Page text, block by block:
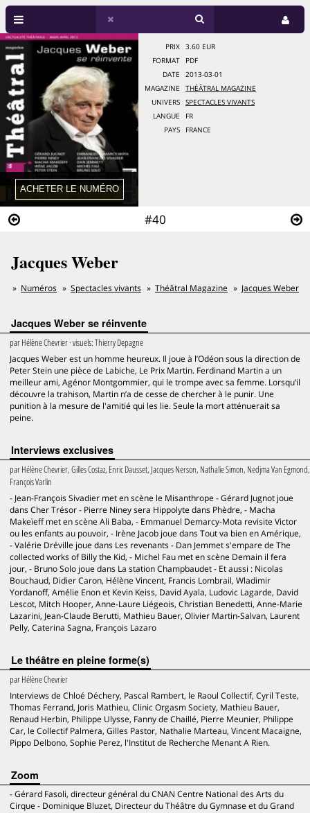
#40
PRIX
3.60 EUR
FORMAT
PDF
DATE
2013-03-01
MAGAZINE
THÉÂTRAL MAGAZINE
UNIVERS
SPECTACLES VIVANTS
LANGUE
FR
PAYS
FRANCE
Jacques Weber
Numéros Spectacles vivants Théâtral Magazine Jacques Weber
Jacques Weber se réinvente
parHélène Chevrier· visuels:Thierry Depagne
Jacques Weber est un homme heureux. Il joue à l’Odéon sous la direction de
Peter Stein une pièce de Labiche, Le Prix Martin. Ferdinand Martin a un
meilleur ami, Agénor Montgommier, qui le trompe avec sa femme. Lorsqu’il
découvre la trahison, Martin n’a de cesse de chercher à le punir. Une
punition à la mesure de l'amitié qui les lie. Seule la mort atténuerait sa
peine.
Interviews exclusives
parHélène Chevrier, Gilles Costaz, Enric Dausset, Jacques Nerson, Nathalie Simon, Nedjma Van Egmond,
François Varlin
- Jean-François Sivadier met en scène le Misanthrope - Gérard Jugnot joue
dans Cher Trésor - Pierre Niney sera Hippolyte dans Phèdre, - Macha
Makeïeff met en scène Ali Baba, - Emmanuel Demarcy-Mota revisite Victor
ou les enfants au pouvoir, - Irène Jacob joue dans Tout va bien en Amérique,
- Valérie Dréville joue dans Les revenants - Dan Jemmet s'empare de The
collected works of Billy the Kid, - Michel Fau met en scène Demain il fera
jour, - Bruno Solo joue dans La station Champbaudet - Et aussi : Nicolas
Bouchaud, Didier Caron, Hélène Vincent, Francis Lombrail, Wladimir
Yordanoff, Amélie Enon et Kevin Keiss, David Ayala, Ludovic Lagarde, David
Lescot, Mitch Hooper, Anne-Laure Liégeois, Christian Benedetti, Anne-Marie
Lazarini, Jean-Claude Berutti, Mathieu Bauer, Olivier Martin-Salvan, Laurent
Pelly, Caterina Sagna, François Lazaro
Le théâtre en pleine forme(s)
parHélène Chevrier
Interviews de Chloé Déchery, Pascal Rambert, le Raoul Collectif, Cyril Teste,
Thomas Ferrand, Joris Mathieu, Clinic Orgasm Society, Mathieu Bauer,
Renaud Herbin, Philippe Ulysse, Fanny de Chaillé, Pierre Meunier, Philippe
Car, le Collectif Palmera, Gilles Pastor, Nathalie Marteau, Vincent Macaigne,
Pippo Delbono, Sophie Perez, l'Institut de Recherche Menant A Rien.
Zoom
- Gérard Fasoli, directeur général du CNAN Centre National des Arts du
Cirque - Dominique Bluzet, Directeur du Théâtre du Gymnase et du Grand